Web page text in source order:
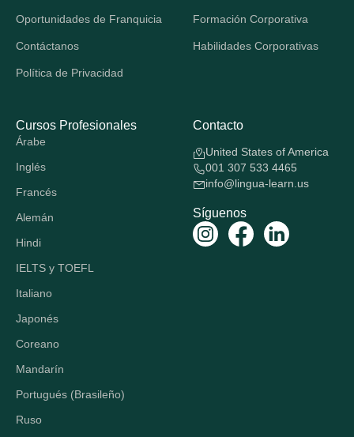
Oportunidades de Franquicia
Contáctanos
Política de Privacidad
Formación Corporativa
Habilidades Corporativas
Cursos Profesionales
Árabe
Inglés
Francés
Alemán
Hindi
IELTS y TOEFL
Italiano
Japonés
Coreano
Mandarín
Portugués (Brasileño)
Ruso
Contacto
United States of America
001 307 533 4465
info@lingua-learn.us
Síguenos